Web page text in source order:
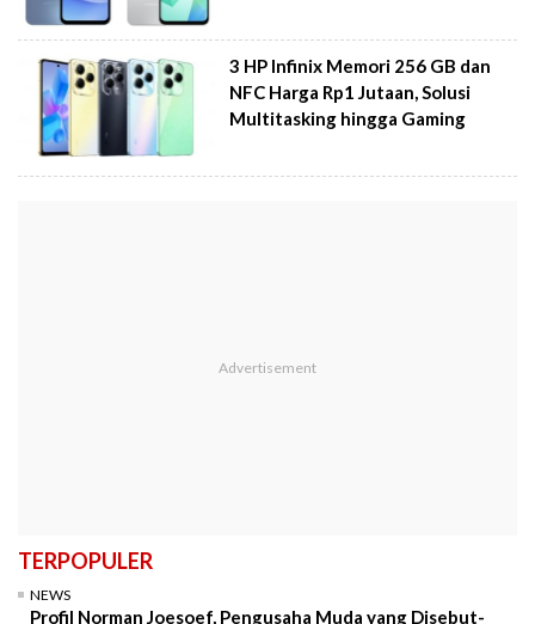
3 HP Infinix Memori 256 GB dan
NFC Harga Rp1 Jutaan, Solusi
Multitasking hingga Gaming
TERPOPULER
NEWS
Profil Norman Joesoef, Pengusaha Muda yang Disebut-